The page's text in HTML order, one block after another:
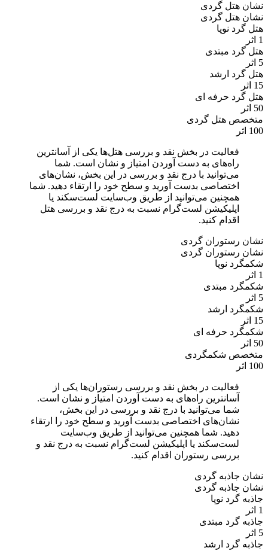
نشان هتل گردی
نشان هتل گردی
هتل گرد نوپا
1 اثر
هتل گرد مبتدی
5 اثر
هتل گرد ارشد
15 اثر
هتل گرد حرفه ای
50 اثر
متخصص هتل گردی
100 اثر
فعالیت در بخش نقد و بررسی هتل‌ها یکی از آسانترین
راه‌های به دست آوردن امتیاز و نشان است. شما
می‌توانید با درج نقد و بررسی در این بخش، نشان‌های
اختصاصی بدست آورید و سطح خود را ارتقاء دهید. شما
همچنین می‌توانید از طریق وب‌سایت لست‌سکند یا
اپلیکیشن لست‌گرام نسبت به درج نقد و بررسی هتل
اقدام کنید.
نشان رستوران گردی
نشان رستوران گردی
شکمگرد نوپا
1 اثر
شکمگرد مبتدی
5 اثر
شکمگرد ارشد
15 اثر
شکمگرد حرفه ای
50 اثر
متخصص شکمگردی
100 اثر
فعالیت در بخش نقد و بررسی رستوران‌ها یکی از
آسانترین راه‌های به دست آوردن امتیاز و نشان است.
شما می‌توانید با درج نقد و بررسی در این بخش،
نشان‌های اختصاصی بدست آورید و سطح خود را ارتقاء
دهید. شما همچنین می‌توانید از طریق وب‌سایت
لست‌سکند یا اپلیکیشن لست‌گرام نسبت به درج نقد و
بررسی رستوران اقدام کنید.
نشان جاذبه گردی
نشان جاذبه گردی
جاذبه گرد نوپا
1 اثر
جاذبه گرد مبتدی
5 اثر
جاذبه گرد ارشد